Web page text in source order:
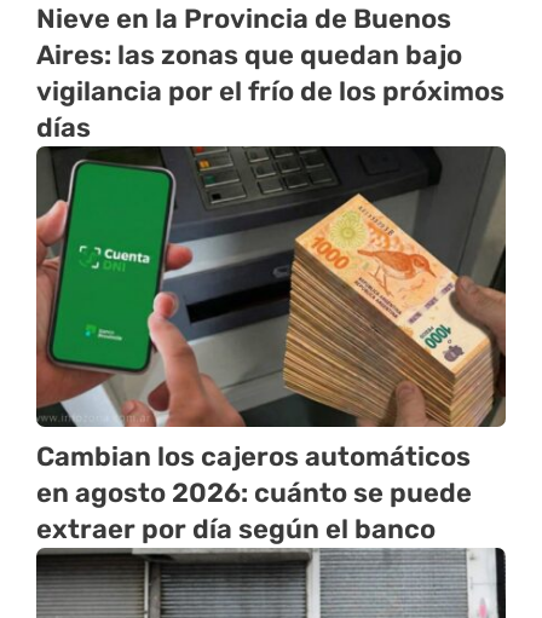
Nieve en la Provincia de Buenos
Aires: las zonas que quedan bajo
vigilancia por el frío de los próximos
días
Cambian los cajeros automáticos
en agosto 2026: cuánto se puede
extraer por día según el banco